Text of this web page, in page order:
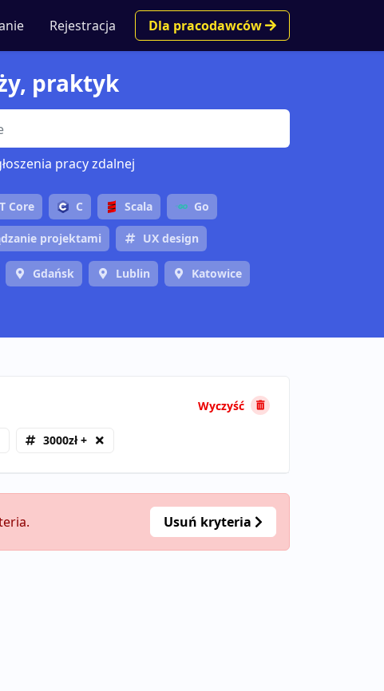
Rejestracja Dla pracodawców
praktyk
pracy zdalnej
Core C Scala Go
projektami UX design
Gdańsk Lublin Katowice
Wyczyść
3000zł +
Usuń kryteria